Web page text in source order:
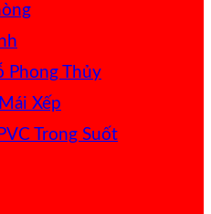
Phong Thủy
Xếp
Trong Suốt